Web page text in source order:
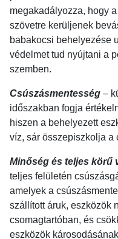
megakadályozza, hogy
szövetre kerüljenek
babakocsi behelyezése
védelmet tud nyújtani a
szemben.
Csúszásmentesség –
időszakban fogja
hiszen a behelyezett
víz, sár összepiszkolja a
Minőség és teljes körű
teljes felületén
amelyek a
szállított áruk, eszközök
csomagtartóban, és
eszközök